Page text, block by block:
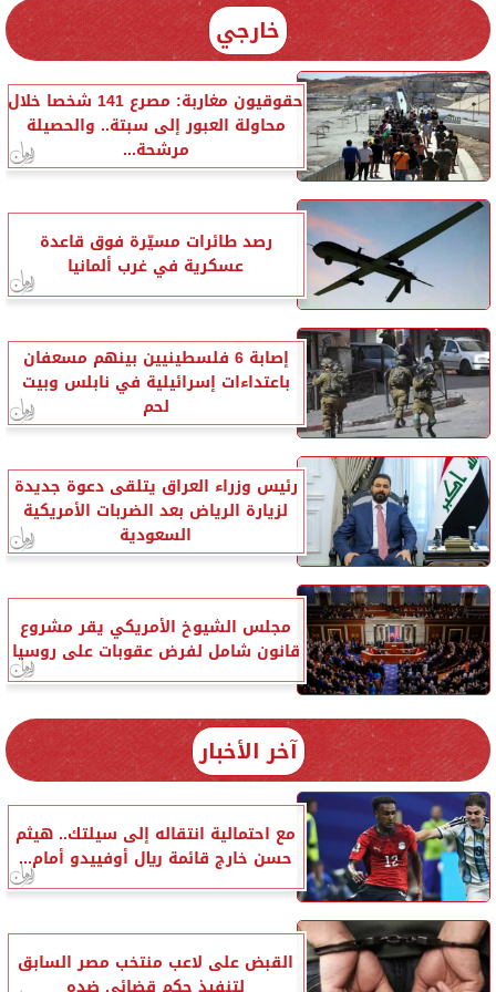
خارجي
حقوقيون مغاربة: مصرع 141 شخصا خلال
محاولة العبور إلى سبتة.. والحصيلة
مرشحة...
رصد طائرات مسيّرة فوق قاعدة
عسكرية في غرب ألمانيا
إصابة 6 فلسطينيين بينهم مسعفان
باعتداءات إسرائيلية في نابلس وبيت
لحم
رئيس وزراء العراق يتلقى دعوة جديدة
لزيارة الرياض بعد الضربات الأمريكية
السعودية
مجلس الشيوخ الأمريكي يقر مشروع
قانون شامل لفرض عقوبات على روسيا
آخر الأخبار
مع احتمالية انتقاله إلى سيلتك.. هيثم
حسن خارج قائمة ريال أوفييدو أمام...
القبض على لاعب منتخب مصر السابق